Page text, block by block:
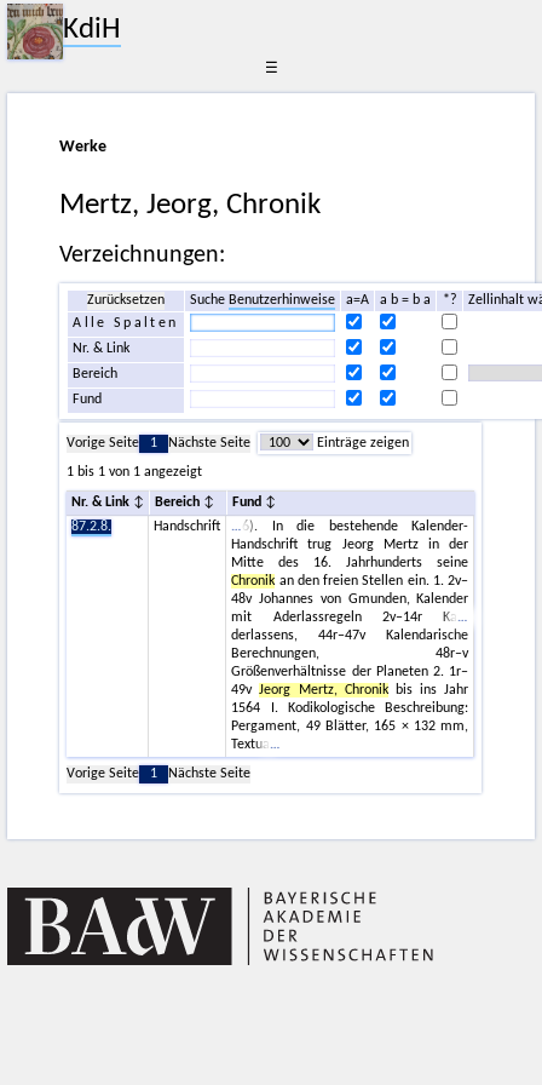
KdiH
☰
Werke
Mertz, Jeorg, Chronik
Verzeichnungen:
Zurücksetzen SucheBenutzerhinweise a=A a b = b a *?
Zellinhalt
Alle Spalten
Nr. & Link
Bereich
Fund
Vorige Seite 1 Nächste Seite
Einträge zeigen
1 bis 1 von 1 angezeigt
Nr. & Link Bereich
Fund
87.2.8.
Handschrift
6). In die bestehende Kalender-
Handschrift trug Jeorg Mertz in der
Mitte des 16. Jahrhunderts seine
Chronik an den freien Stellen ein. 1. 2v–
48v Johannes von Gmunden, Kalender
mit Aderlassregeln 2v–14r Ka
derlassens, 44r–47v Kalendarische
Berechnungen, 48r–v
Größenverhältnisse der Planeten 2. 1r–
49vJeorg Mertz, Chronikbis ins Jahr
1564 I. Kodikologische Beschreibung:
Pergament, 49 Blätter, 165 × 132 mm,
Textua
Vorige Seite
1 Nächste Seite